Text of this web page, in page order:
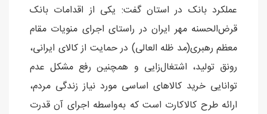
عملکرد بانک در استان گفت: یکی از اقدامات بانک
قرض‌الحسنه مهر ایران در راستای اجرای منویات مقام
معظم رهبری(مد ظله العالی) در حمایت از کالای ایرانی،
رونق تولید، اشتغال‌زایی و همچنین رفع مشکل عدم
توانایی خرید کالاهای اساسی مورد نیاز زندگی مردم،
ارائه طرح کالاکارت است که به‌واسطه اجرای آن قدرت